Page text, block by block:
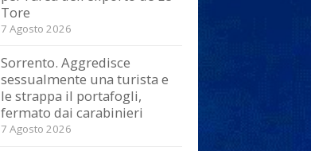
Tore
7 Agosto 2026
Sorrento. Aggredisce
sessualmente una turista e
le strappa il portafogli,
fermato dai carabinieri
7 Agosto 2026